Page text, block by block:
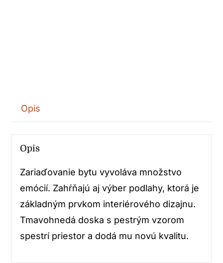
Opis
Opis
Zariaďovanie bytu vyvoláva množstvo
emócií. Zahŕňajú aj výber podlahy, ktorá je
základným prvkom interiérového dizajnu.
Tmavohnedá doska s pestrým vzorom
spestrí priestor a dodá mu novú kvalitu.